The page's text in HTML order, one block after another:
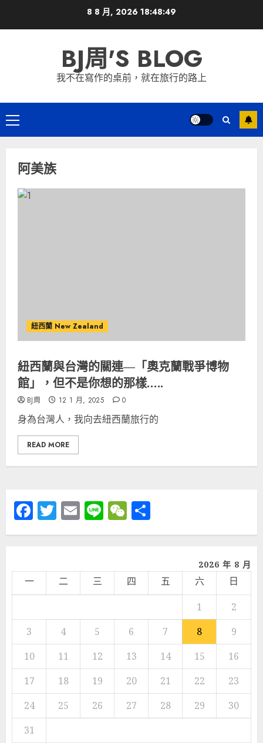
8 8 月, 2026 18:48:50
BJ周'S BLOG
我不在寫作的桌前，就在旅行的路上
Primary
Menu
阿美族
紐西蘭 New Zealand
紐西蘭與台灣的關連—「奧克蘭戰爭博物
館」，但不是你想的那樣…..
BJ周 12 1 月, 2025 0
身為台灣人，我向去紐西蘭旅行的
READ MORE
Facebook
Twitter
Email
LineWeChat
享
2026 年 8 月
一 二 三 四 五 六
日
1
2
3
4 5 6 7 8
9
10
11 12 13 14 15
16
17
18 19 20 21 22
23
24
25 26 27 28 29
30
31